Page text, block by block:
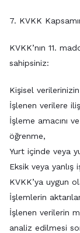
7. KVKK
KVKK’nın 11.
sahipsiniz:
Kişisel
İşlenen verilere
İşleme amacını
öğrenme,
Yurt içinde veya
Eksik veya
KVKK’ya uygun
İşlemlerin
İşlenen verilerin
analiz edilmesi